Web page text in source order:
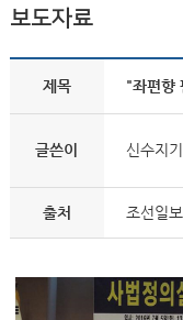
보도자료
제목 "좌편향
글쓴이 신수지
출처 조선일보